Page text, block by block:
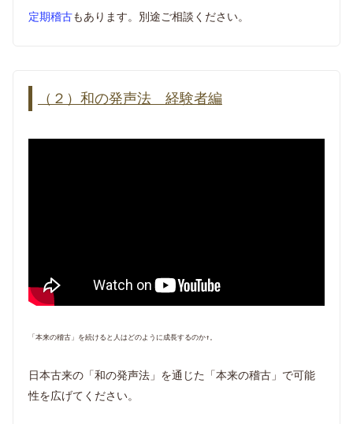
定期稽古もあります。別途ご相談ください。
（２）和の発声法 経験者編
「本来の稽古」を続けると人はどのように成長するのか↑。
日本古来の「和の発声法」を通じた「本来の稽古」で可能
性を広げてください。